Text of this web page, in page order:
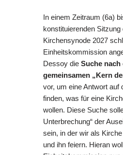
In einem Zeitraum (6a)
konstituierenden Sitzung
Kirchensynode 2027
Einheitskommission
Dessoy die Suche nach
gemeinsamen „Kern
vor, um eine Antwort auf
finden, was für eine
wollen. Diese Suche
Unterbrechung“ der
sein, in der wir als Kirche
und ihn feiern. Hieran